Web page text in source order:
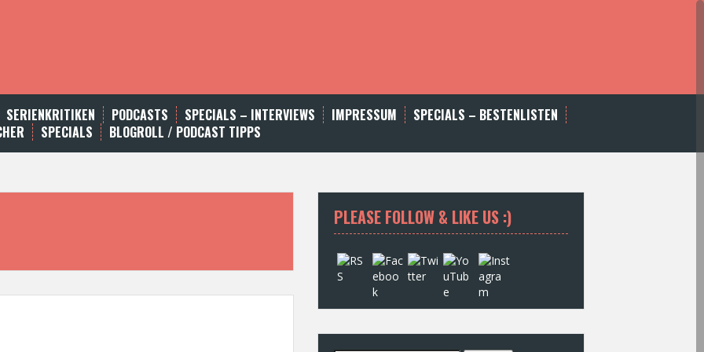
SERIENKRITIKEN PODCASTS SPECIALS – INTERVIEWS IMPRESSUM
SPECIALS – BESTENLISTEN
SPECIALS BLOGROLL / PODCAST TIPPS
PLEASE FOLLOW & LIKE US :)